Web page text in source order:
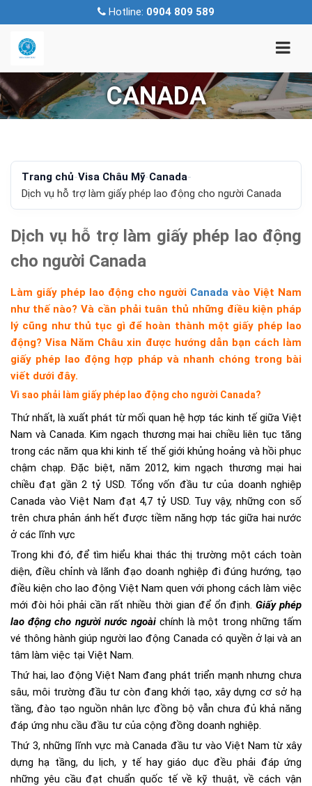
Hotline: 0904 809 589
CANADA
Trang chủ-Visa Châu Mỹ-Canada-
Dịch vụ hỗ trợ làm giấy phép lao động cho người Canada
Dịch vụ hỗ trợ làm giấy phép lao động
cho người Canada
Làm giấy phép lao động cho người Canada vào Việt Nam
như thế nào? Và cần phải tuân thủ những điều kiện pháp
lý cũng như thủ tục gì để hoàn thành một giấy phép lao
động? Visa Năm Châu xin được hướng dẫn bạn cách làm
giấy phép lao động hợp pháp và nhanh chóng trong bài
viết dưới đây.
Vì sao phải làm giấy phép lao động cho người Canada?
Thứ nhất, là xuất phát từ mối quan hệ hợp tác kinh tế giữa Việt
Nam và Canada. Kim ngạch thương mại hai chiều liên tục tăng
trong các năm qua khi kinh tế thế giới khủng hoảng và hồi phục
chậm chạp. Đặc biệt, năm 2012, kim ngạch thương mại hai
chiều đạt gần 2 tỷ USD. Tổng vốn đầu tư của doanh nghiệp
Canada vào Việt Nam đạt 4,7 tỷ USD. Tuy vậy, những con số
trên chưa phản ánh hết được tiềm năng hợp tác giữa hai nước
ở các lĩnh vực
Trong khi đó, để tìm hiểu khai thác thị trường một cách toàn
diện, điều chỉnh và lãnh đạo doanh nghiệp đi đúng hướng, tạo
điều kiện cho lao động Việt Nam quen với phong cách làm việc
mới đòi hỏi phải cần rất nhiều thời gian để ổn định. Giấy phép
lao động cho người nước ngoàichính là một trong những tấm
vé thông hành giúp người lao động Canada có quyền ở lại và an
tâm làm việc tại Việt Nam.
Thứ hai, lao động Việt Nam đang phát triển mạnh nhưng chưa
sâu, môi trường đầu tư còn đang khởi tạo, xây dựng cơ sở hạ
tầng, đào tạo nguồn nhân lực đồng bộ vẫn chưa đủ khả năng
đáp ứng nhu cầu đầu tư của cộng đồng doanh nghiệp.
Thứ 3, những lĩnh vực mà Canada đầu tư vào Việt Nam từ xây
dựng hạ tầng, du lịch, y tế hay giáo dục đều phải đáp ứng
những yêu cầu đạt chuẩn quốc tế về kỹ thuật, về cách vận